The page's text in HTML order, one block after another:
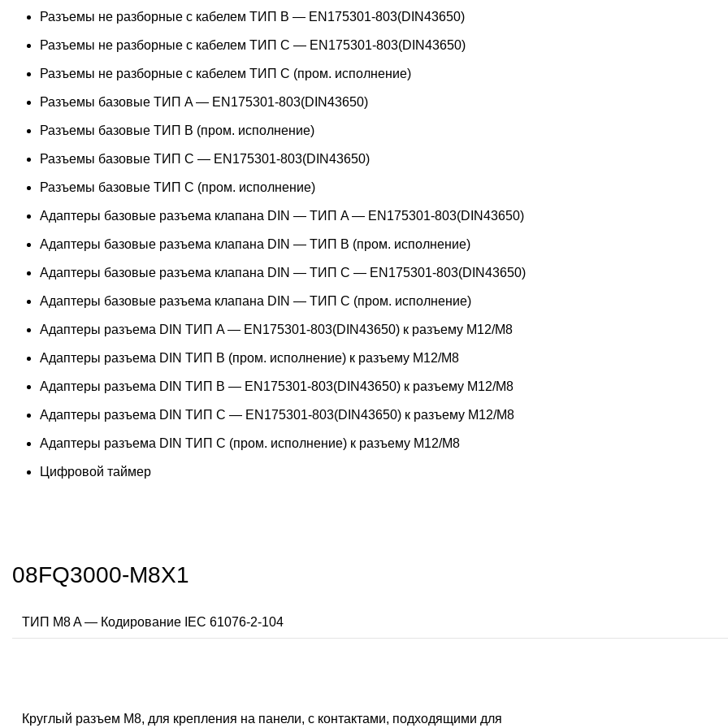
Разъемы не разборные с кабелем ТИП B — EN175301-803(DIN43650)
Разъемы не разборные с кабелем ТИП C — EN175301-803(DIN43650)
Разъемы не разборные с кабелем ТИП C (пром. исполнение)
Разъемы базовые ТИП A — EN175301-803(DIN43650)
Разъемы базовые ТИП В (пром. исполнение)
Разъемы базовые ТИП C — EN175301-803(DIN43650)
Разъемы базовые ТИП C (пром. исполнение)
Адаптеры базовые разъема клапана DIN — ТИП A — EN175301-803(DIN43650)
Адаптеры базовые разъема клапана DIN — ТИП B (пром. исполнение)
Адаптеры базовые разъема клапана DIN — ТИП C — EN175301-803(DIN43650)
Адаптеры базовые разъема клапана DIN — ТИП C (пром. исполнение)
Адаптеры разъема DIN ТИП A — EN175301-803(DIN43650) к разъему M12/M8
Адаптеры разъема DIN ТИП B (пром. исполнение) к разъему M12/M8
Адаптеры разъема DIN ТИП B — EN175301-803(DIN43650) к разъему M12/M8
Адаптеры разъема DIN ТИП C — EN175301-803(DIN43650) к разъему M12/M8
Адаптеры разъема DIN ТИП C (пром. исполнение) к разъему M12/M8
Цифровой таймер
08FQ3000-M8X1
ТИП M8 A — Кодирование IEC 61076-2-104
Круглый разъем M8, для крепления на панели, с контактами, подходящими для